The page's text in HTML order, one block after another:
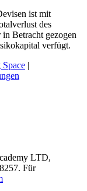
ist mit
des
Betracht gezogen
verfügt.
|
LTD,
Für